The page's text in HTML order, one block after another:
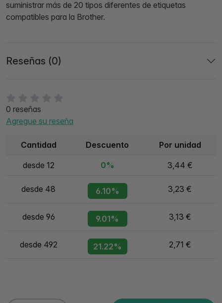
0 reseñas
Agregue su reseña
Cantidad Descuento Por unidad
desde 12 0% 3,44 €
desde 48 6.10% 3,23 €
desde 96 9.01% 3,13 €
desde 492 21.22% 2,71 €
suministrar más de 20 tipos diferentes de etiquetas
compatibles para la Brother.
Reseñas (0)